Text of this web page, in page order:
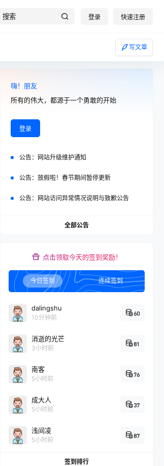
登录 快速注册
写文章
嗨！朋友
所有的伟大，都源于一个勇敢的开始
登录
公告： 网站升级维护通知
公告： 放假啦！春节期间暂停更新
公告： 网站访问异常情况说明与致歉公告
全部公告
点击领取今天的签到奖励！
今日签到 连续签到
dalingshu
10分钟前
60
消逝的光芒
3小时前
81
南客
5小时前
76
成大人
5小时前
37
浅间凌
5小时前
87
签到排行